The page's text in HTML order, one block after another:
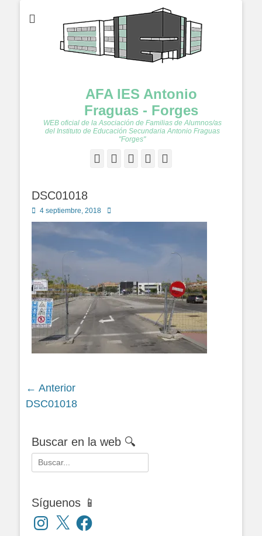
AFA IES Antonio
Fraguas - Forges
WEB oficial de la Asociación de Familias de Alumnos/as
del Instituto de Educación Secundaria Antonio Fraguas
"Forges"
Facebook
Twitter
Feed YouTube
DSC01018
Publicado
en
4 septiembre, 2018 Autor
Navegación
de
← Anterior
Siguiente
DSC01018
Buscar en la web 🔍
Buscar:
Síguenos 📱
Instagram
X Facebook